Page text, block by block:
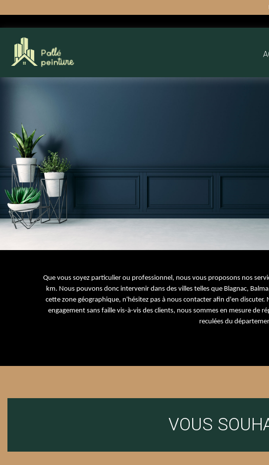
Que vous soyez particulier ou professionnel, nous vous proposons nos
km. Nous pouvons donc intervenir dans des villes telles que Blagnac,
cette zone géographique, n'hésitez pas à nous contacter afin d'en
engagement sans faille vis-à-vis des clients, nous sommes en mesure de
reculées du
VOUS